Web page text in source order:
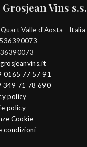
Vins s.s.
Valle d'Aosta - Italia
0165 77 57 91
349 71 78 690
policy
policy
Cookie
condizioni